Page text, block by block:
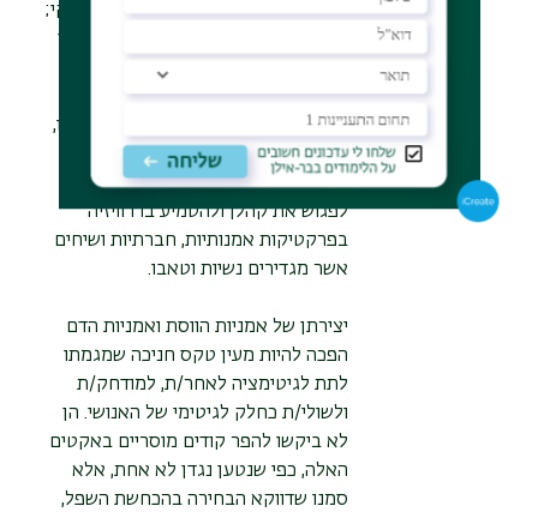
הוא עוצב כגוף אידיאלי, שלם, פסיבי ונקי;
הן עשו שימוש בחומריות "נמוכה", הציגו
איברים אסורים וחשפו את הגוף הנשי
במצבים מושפלים, כואבים, מדממים,
טראומטיים ו"מלוכלכים". גופן, על נשליו,
הפרשותיו, עינוגיו ותשוקותיו הפך להיות
אתר שאליו ואיתו הן עלו/ירדו לרגל
לפגוש את קהלן ולהטמיע בו רוויזיה
בפרקטיקות אמנותיות, חברתיות ושיחים
אשר מגדירים נשיות וטאבו.
יצירתן של אמניות הווסת ואמניות הדם
הפכה להיות מעין טקס חניכה שמגמתו
לתת לגיטימציה לאחר/ת, למודחק/ת
ולשולי/ת כחלק לגיטימי של האנושי. הן
לא ביקשו להפר קודים מוסריים באקטים
האלה, כפי שנטען נגדן לא אחת, אלא
סמנו שדווקא הבחירה בהכחשת השפל,